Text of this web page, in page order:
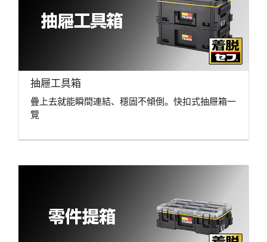
抽屜工具箱
疊上去就能瞬間連結、穩固不傾倒。快扣式抽屜箱一
覽